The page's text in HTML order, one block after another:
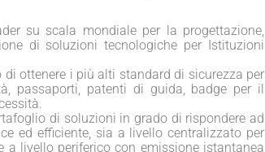
su scala mondiale per la progettazione,
di soluzioni tecnologiche per Istituzioni
di ottenere i più alti standard di sicurezza per
passaporti, patenti di guida, badge per il
di soluzioni in grado di rispondere ad
ed efficiente, sia a livello centralizzato per
a livello periferico con emissione istantanea